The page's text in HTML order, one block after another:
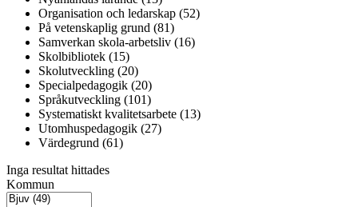
Organisation och ledarskap (52)
På vetenskaplig grund (81)
Samverkan skola-arbetsliv (16)
Skolbibliotek (15)
Skolutveckling (20)
Specialpedagogik (20)
Språkutveckling (101)
Systematiskt kvalitetsarbete (13)
Utomhuspedagogik (27)
Värdegrund (61)
Inga resultat hittades
Kommun